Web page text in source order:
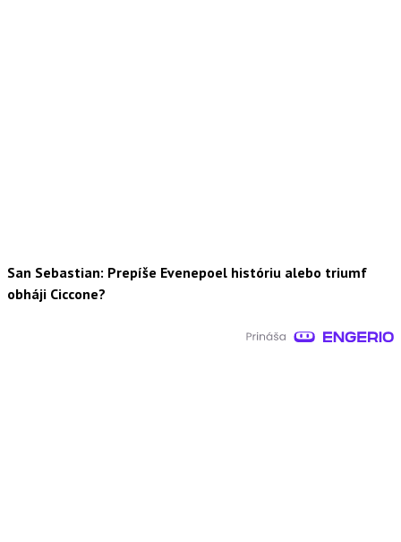
San Sebastian: Prepíše Evenepoel históriu alebo triumf
obháji Ciccone?